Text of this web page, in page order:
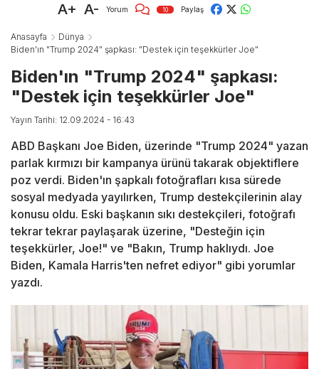
A+ A- Yorum 10 Paylaş
Anasayfa
Dünya
Biden'ın "Trump 2024" şapkası: "Destek için teşekkürler Joe"
Biden'ın "Trump 2024" şapkası:
"Destek için teşekkürler Joe"
Yayın Tarihi: 12.09.2024 - 16:43
ABD Başkanı Joe Biden, üzerinde "Trump 2024" yazan
parlak kırmızı bir kampanya ürünü takarak objektiflere
poz verdi. Biden'ın şapkalı fotoğrafları kısa sürede
sosyal medyada yayılırken, Trump destekçilerinin alay
konusu oldu. Eski başkanın sıkı destekçileri, fotoğrafı
tekrar tekrar paylaşarak üzerine, "Desteğin için
teşekkürler, Joe!" ve "Bakın, Trump haklıydı. Joe
Biden, Kamala Harris'ten nefret ediyor" gibi yorumlar
yazdı.